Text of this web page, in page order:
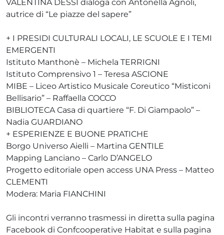
VALENTINA DESSÌ dialoga con Antonella Agnoli,
autrice di “Le piazze del sapere”
+ I PRESIDI CULTURALI LOCALI, LE SCUOLE E I TEMI
EMERGENTI
Istituto Manthonè – Michela TERRIGNI
Istituto Comprensivo 1 – Teresa ASCIONE
MIBE – Liceo Artistico Musicale Coreutico “Misticoni
Bellisario” – Raffaella COCCO
BIBLIOTECA Casa di quartiere “F. Di Giampaolo” –
Nadia GUARDIANO
+ ESPERIENZE E BUONE PRATICHE
Borgo Universo Aielli – Martina GENTILE
Mapping Lanciano – Carlo D’ANGELO
Progetto editoriale open access UNA Press – Matteo
CLEMENTI
Modera: Maria FIANCHINI
Gli incontri verranno trasmessi in diretta sulla pagina
Facebook di Confcooperative Habitat e sulla pagina